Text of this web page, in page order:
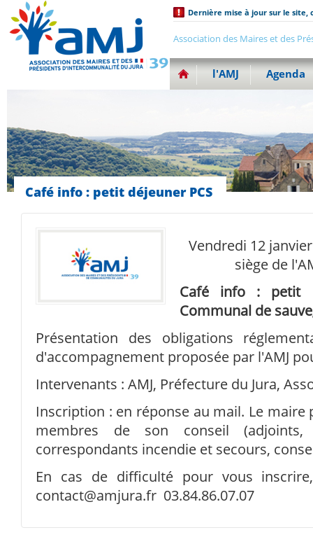
Dernière mise à jour sur le site,
Association des Maires et des
l'AMJ Agenda
Café info : petit déjeuner PCS
Vendredi 12
siège de
Café info : petit
Communal de
Présentation des obligations
d'accompagnement proposée par l'AMJ
Intervenants : AMJ, Préfecture du Jura,
Inscription : en réponse au mail. Le
membres de son conseil (adjoints,
correspondants incendie et secours,
En cas de difficulté pour vous
contact@amjura.fr 03.84.86.07.07